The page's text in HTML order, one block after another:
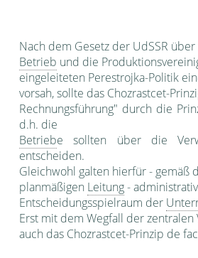
Nach dem Gesetz der UdSSR
Betrieb und die
eingeleiteten Perestrojka-Politik
vorsah, sollte das Chozrastcet-
Rechnungsführung" durch die
d.h. die
Betriebe sollten über die
entscheiden.
Gleichwohl galten hier­für -
planmäßigen Leitung-
Entscheidungs­spielraum der
Erst mit dem Wegfall der
auch das Chozrastcet-Prinzip